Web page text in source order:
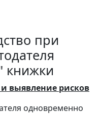
при
книжки
выявление рисков
одновременно